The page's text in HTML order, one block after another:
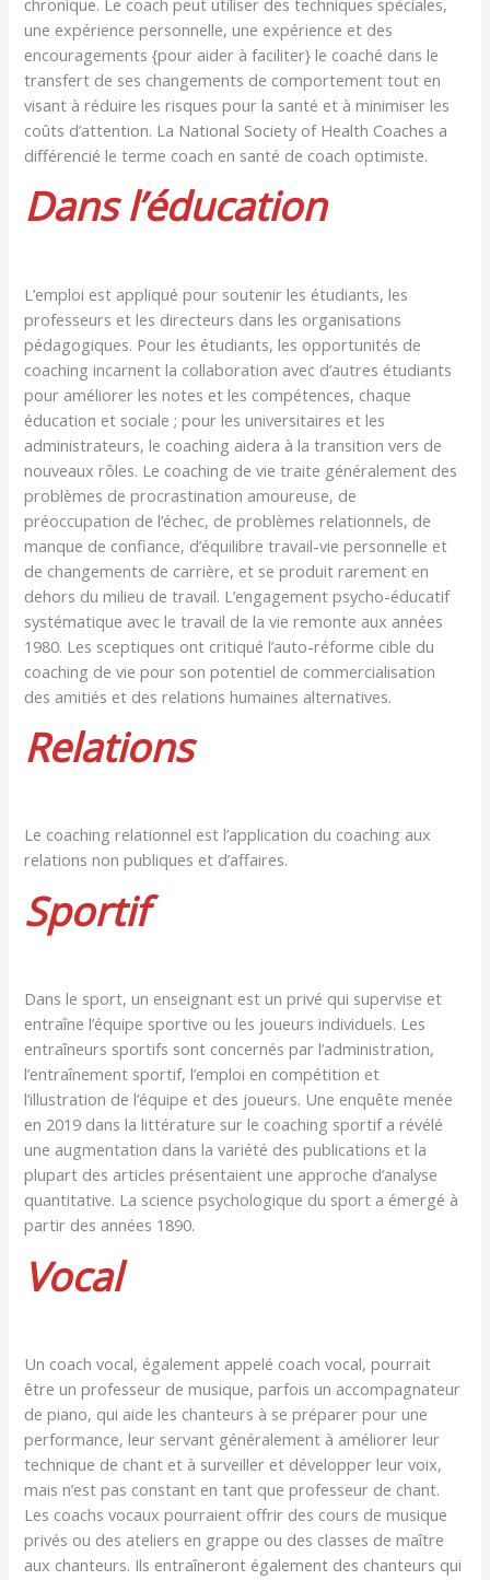
une expérience personnelle, une expérience et des
encouragements {pour aider à faciliter} le coaché dans le
transfert de ses changements de comportement tout en
visant à réduire les risques pour la santé et à minimiser les
coûts d’attention. La National Society of Health Coaches a
différencié le terme coach en santé de coach optimiste.
Dans l’éducation
L’emploi est appliqué pour soutenir les étudiants, les
professeurs et les directeurs dans les organisations
pédagogiques. Pour les étudiants, les opportunités de
coaching incarnent la collaboration avec d’autres étudiants
pour améliorer les notes et les compétences, chaque
éducation et sociale ; pour les universitaires et les
administrateurs, le coaching aidera à la transition vers de
nouveaux rôles. Le coaching de vie traite généralement des
problèmes de procrastination amoureuse, de
préoccupation de l’échec, de problèmes relationnels, de
manque de confiance, d’équilibre travail-vie personnelle et
de changements de carrière, et se produit rarement en
dehors du milieu de travail. L’engagement psycho-éducatif
systématique avec le travail de la vie remonte aux années
1980. Les sceptiques ont critiqué l’auto-réforme cible du
coaching de vie pour son potentiel de commercialisation
des amitiés et des relations humaines alternatives.
Relations
Le coaching relationnel est l’application du coaching aux
relations non publiques et d’affaires.
Sportif
Dans le sport, un enseignant est un privé qui supervise et
entraîne l’équipe sportive ou les joueurs individuels. Les
entraîneurs sportifs sont concernés par l’administration,
l’entraînement sportif, l’emploi en compétition et
l’illustration de l’équipe et des joueurs. Une enquête menée
en 2019 dans la littérature sur le coaching sportif a révélé
une augmentation dans la variété des publications et la
plupart des articles présentaient une approche d’analyse
quantitative. La science psychologique du sport a émergé à
partir des années 1890.
Vocal
Un coach vocal, également appelé coach vocal, pourrait
être un professeur de musique, parfois un accompagnateur
de piano, qui aide les chanteurs à se préparer pour une
performance, leur servant généralement à améliorer leur
technique de chant et à surveiller et développer leur voix,
mais n’est pas constant en tant que professeur de chant.
Les coachs vocaux pourraient offrir des cours de musique
privés ou des ateliers en grappe ou des classes de maître
aux chanteurs. Ils entraîneront également des chanteurs qui